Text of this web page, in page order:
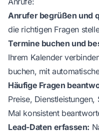
Anrufer begrüßen und
die richtigen Fragen
Termine buchen und
Ihrem Kalender
buchen, mit
Häufige Fragen
Preise,
Mal konsistent
Lead-Daten erfassen: